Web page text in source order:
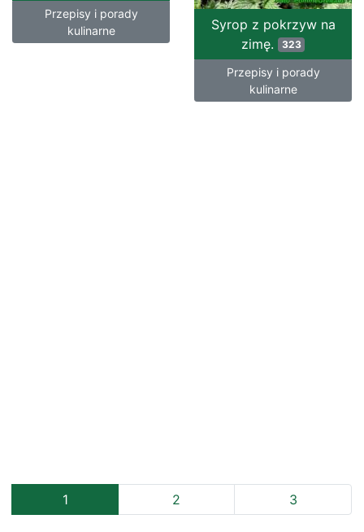
Przepisy i porady
kulinarne
Syrop z pokrzyw na
zimę.
323
Przepisy i porady
kulinarne
1 2 3